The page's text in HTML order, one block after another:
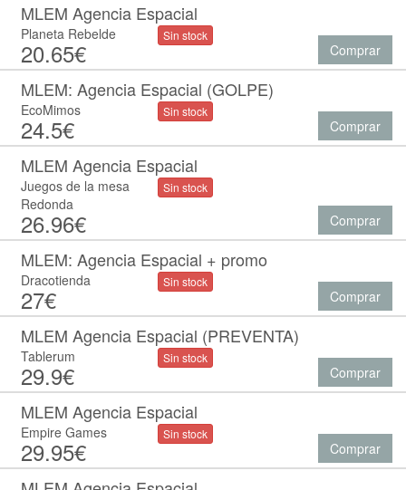
MLEM Agencia Espacial
Planeta Rebelde
20.65€
Sin stock
Comprar
MLEM: Agencia Espacial (GOLPE)
EcoMimos
24.5€
Sin stock
Comprar
MLEM Agencia Espacial
Juegos de la mesa
Redonda
26.96€
Sin stock
Comprar
MLEM: Agencia Espacial + promo
Dracotienda
27€
Sin stock
Comprar
MLEM Agencia Espacial (PREVENTA)
Tablerum
29.9€
Sin stock
Comprar
MLEM Agencia Espacial
Empire Games
29.95€
Sin stock
Comprar